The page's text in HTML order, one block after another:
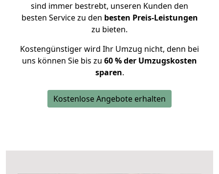
sind immer bestrebt, unseren Kunden den
besten Service zu den besten Preis-Leistungen
zu bieten.
Kostengünstiger wird Ihr Umzug nicht, denn bei
uns können Sie bis zu 60 % der Umzugskosten
sparen.
Kostenlose Angebote erhalten